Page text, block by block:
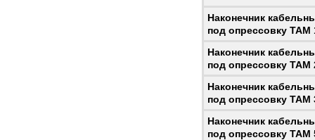
Наконечник
под опрессовку ТАМ
Наконечник
под опрессовку ТАМ
Наконечник
под опрессовку ТАМ
Наконечник
под опрессовку ТАМ